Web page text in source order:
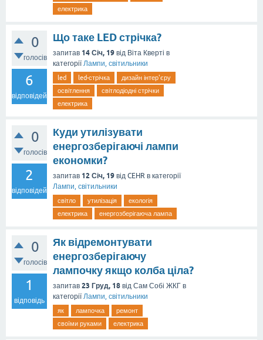
електрика
0
голосів
6
відповідей
Що таке LED стрічка?
запитав 14 Січ, 19 від Віта Кверті в
категоріїЛампи, світильники
led led-стрічка
дизайн інтер'єру
освітлення
світлодіодні стрічки
електрика
0
голосів
2
відповідей
Куди утилізувати
енергозберігаючі лампи
економки?
запитав 12 Січ, 19 від CEHR в категорії
Лампи, світильники
світло утилізація
екологія
електрика
енергозберігаюча лампа
0
голосів
1
відповідь
Як відремонтувати
енергозберігаючу
лампочку якщо колба ціла?
запитав 23 Груд, 18 від Сам Собі ЖКГ в
категоріїЛампи, світильники
як лампочка
ремонт
своїми руками
електрика